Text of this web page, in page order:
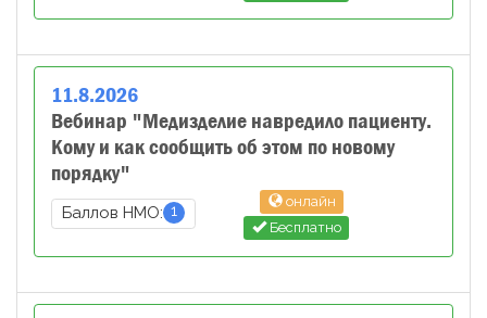
11.8.2026
Вебинар "Медизделие навредило пациенту.
Кому и как сообщить об этом по новому
порядку"
Баллов НМО: 1
онлайн
Бесплатно